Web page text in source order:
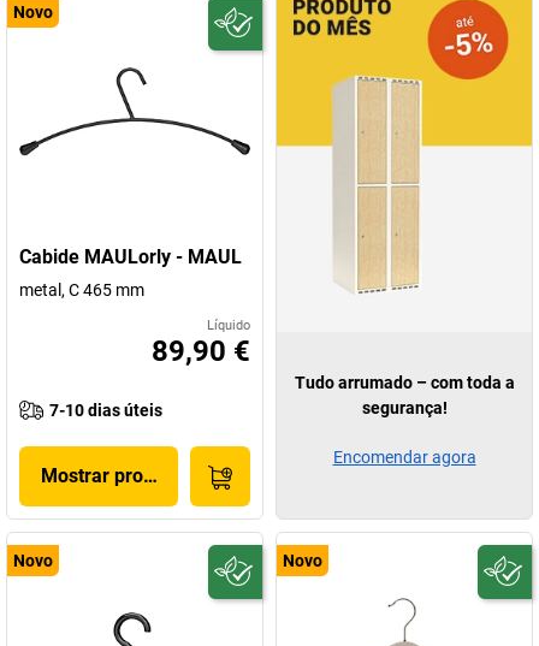
Novo
Cabide MAULorly - MAUL
metal, C 465 mm
Líquido
89,90 €
7-10 dias úteis
Mostrar produto
Novo Novo
Tudo arrumado – com toda a
segurança!
Encomendar agora